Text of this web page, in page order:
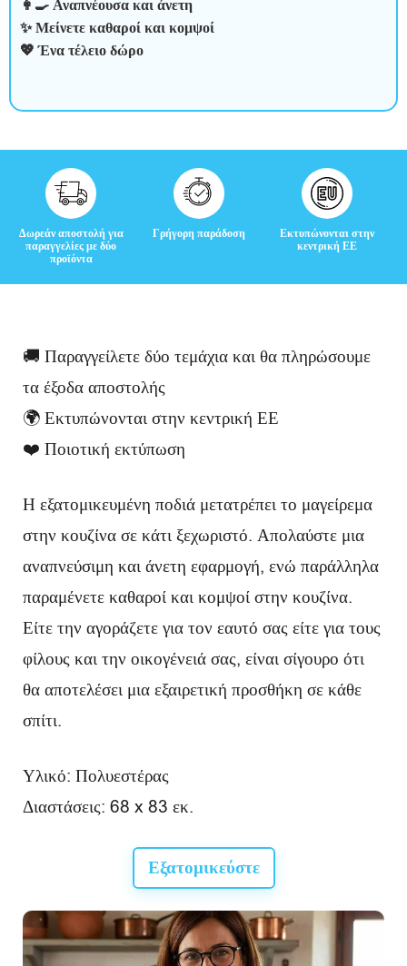
👩‍🍳 Αναπνέουσα και άνετη
✨ Μείνετε καθαροί και κομψοί
💖 Ένα τέλειο δώρο
Δωρεάν αποστολή για
παραγγελίες με δύο
προϊόντα
Γρήγορη παράδοση
Εκτυπώνονται στην
κεντρική ΕΕ
🚚 Παραγγείλετε δύο τεμάχια και θα πληρώσουμε
τα έξοδα αποστολής
🌍 Εκτυπώνονται στην κεντρική ΕΕ
❤️ Ποιοτική εκτύπωση
Η εξατομικευμένη ποδιά μετατρέπει το μαγείρεμα
στην κουζίνα σε κάτι ξεχωριστό. Απολαύστε μια
αναπνεύσιμη και άνετη εφαρμογή, ενώ παράλληλα
παραμένετε καθαροί και κομψοί στην κουζίνα.
Είτε την αγοράζετε για τον εαυτό σας είτε για τους
φίλους και την οικογένειά σας, είναι σίγουρο ότι
θα αποτελέσει μια εξαιρετική προσθήκη σε κάθε
σπίτι.
Υλικό: Πολυεστέρας
Διαστάσεις: 68 x 83 εκ.
Εξατομικεύστε